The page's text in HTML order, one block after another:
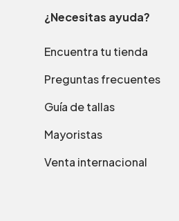
¿Necesitas ayuda?
Encuentra tu tienda
Preguntas frecuentes
Guía de tallas
Mayoristas
Venta internacional